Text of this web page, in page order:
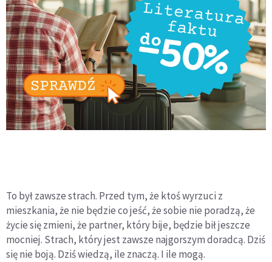
To był zawsze strach. Przed tym, że ktoś wyrzuci z
mieszkania, że nie będzie co jeść, że sobie nie poradzą, że
życie się zmieni, że partner, który bije, będzie bił jeszcze
mocniej. Strach, który jest zawsze najgorszym doradcą. Dziś
się nie boją. Dziś wiedzą, ile znaczą. I ile mogą.